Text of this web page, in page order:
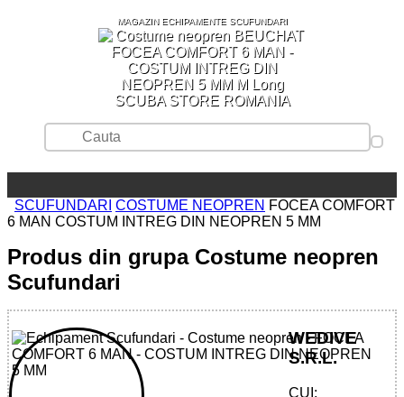
MAGAZIN ECHIPAMENTE SCUFUNDARI
SCUBA STORE ROMANIA
SCUFUNDARI COSTUME NEOPREN FOCEA COMFORT
6 MAN COSTUM INTREG DIN NEOPREN 5 MM
Produs din grupa Costume neopren
Scufundari
WEDIVE
S.R.L.
CUI: